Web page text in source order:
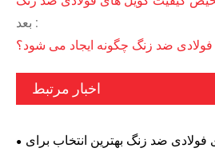
بعد :
ضد زنگ چگونه ایجاد می شود؟
اخبار مرتبط
فولادی ضد زنگ بهترین انتخاب برای